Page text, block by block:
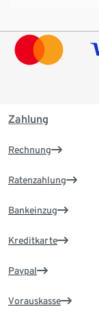
Zahlung
Rechnung
Ratenzahlung
Bankeinzug
Kreditkarte
Paypal
Vorauskasse